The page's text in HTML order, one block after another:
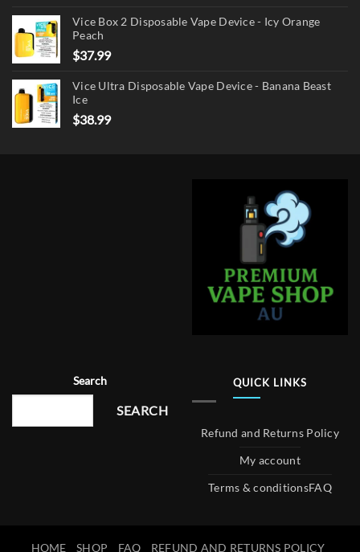
Vice Box 2 Disposable Vape Device - Icy Orange
Peach
$37.99
Vice Ultra Disposable Vape Device - Banana Beast
Ice
$38.99
Search
SEARCH
QUICK LINKS
Refund and Returns Policy
My account
Terms & conditionsFAQ
HOME SHOP FAQ REFUND AND RETURNS POLICY